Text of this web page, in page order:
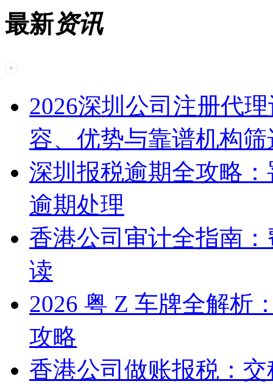
最新资讯
2026深圳公司注册代
容、优势与靠谱机构筛
深圳报税逾期全攻略
逾期处理
香港公司审计全指南
读
2026 粤 Z 车牌全解析
攻略
香港公司做账报税：